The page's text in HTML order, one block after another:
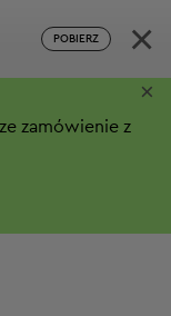
POBIERZ ×
zamówienie z
×